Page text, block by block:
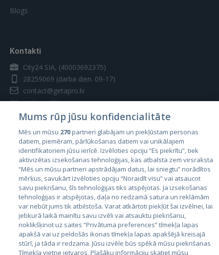
Blogs
Kontakti
City24 SIA, (40003692375)
28259069 (darba dien. 09-17)
contact@getapro.lv
Valstis
Igaunija
Latvija
Lietuva
Mums rūp jūsu konfidencialitāte
Mēs un mūsu 270partneri glabājam un piekļūstam personas
datiem, piemēram, pārlūkošanas datiem vai unikālajiem
identifikatoriem jūsu ierīcē. Izvēloties opciju “Es piekrītu”, tiek
aktivizētas izsekošanas tehnoloģijas, kas atbalsta zem virsraksta
“Mēs un mūsu partneri apstrādājam datus, lai sniegtu” norādītos
mērķus, savukārt izvēloties opciju “Noraidīt visu” vai atsaucot
savu piekrišanu, šīs tehnoloģijas tiks atspējotas. Ja izsekošanas
tehnoloģijas ir atspējotas, daļa no redzamā satura un reklāmām
var nebūt jums tik atbilstoša. Varat atkārtoti piekļūt šai izvēlnei, lai
jebkurā laikā mainītu savu izvēli vai atsauktu piekrišanu,
noklikšķinot uz saites “Privātuma preferences” tīmekļa lapas
apakšā vai uz peldošās ikonas tīmekļa lapas apakšējā kreisajā
stūrī, ja tāda ir redzama. Jūsu izvēle būs spēkā mūsu piekrišanas
Tīmekļa vietne ietvaros. Plašāku informāciju skatiet mūsu